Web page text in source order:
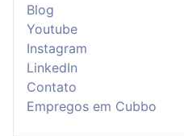
Blog
Youtube
Instagram
LinkedIn
Contato
Empregos em Cubbo